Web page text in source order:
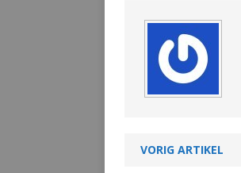
VORIG ARTIKEL